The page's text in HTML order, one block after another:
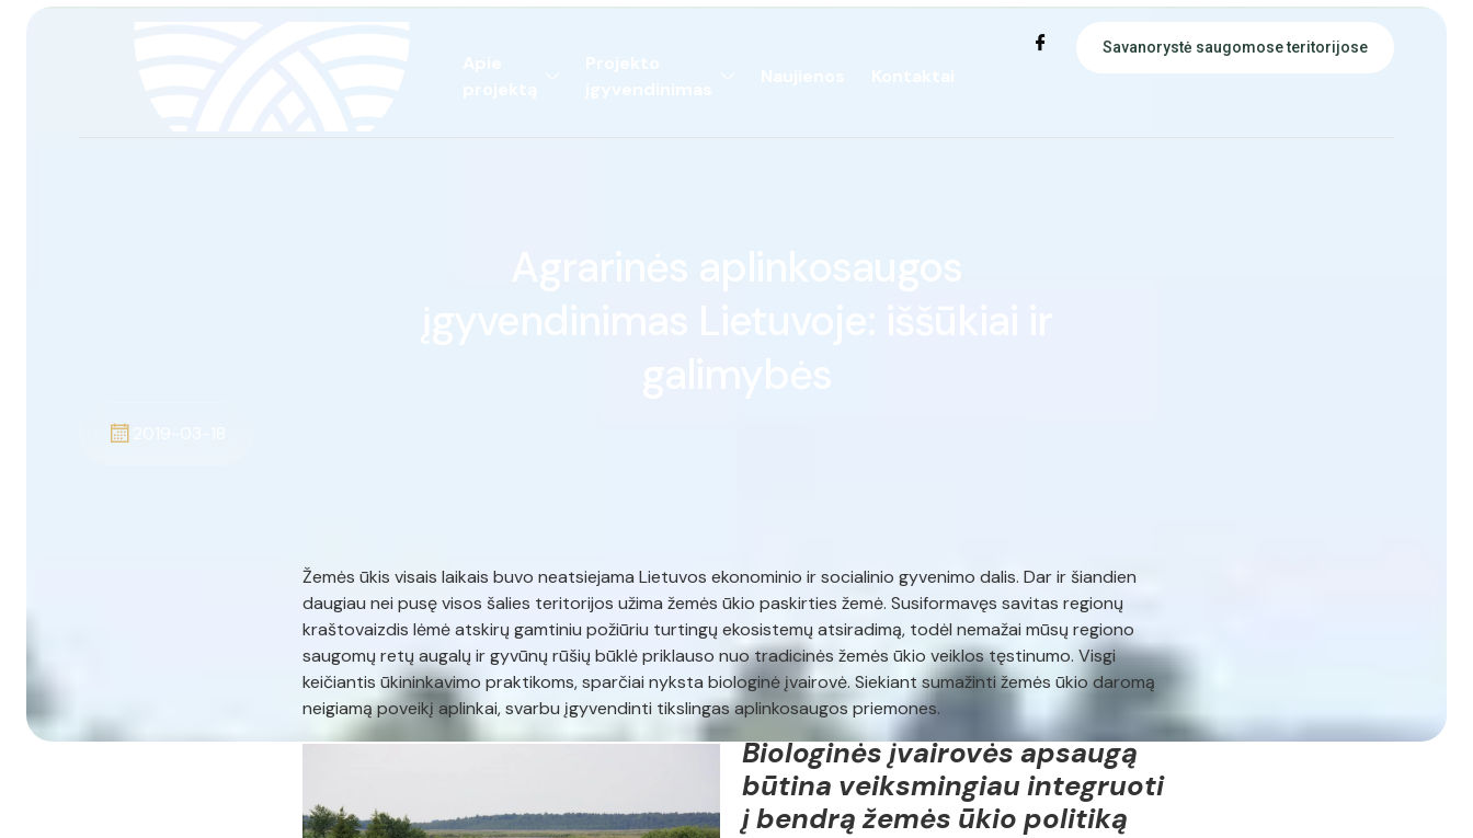
Savanorystė saugomose teritorijose
Žemės ūkis visais laikais buvo neatsiejama Lietuvos ekonominio ir socialinio gyvenimo dalis. Dar ir šiandien
daugiau nei pusę visos šalies teritorijos užima žemės ūkio paskirties žemė. Susiformavęs savitas regionų
kraštovaizdis lėmė atskirų gamtiniu požiūriu turtingų ekosistemų atsiradimą, todėl nemažai mūsų regiono
saugomų retų augalų ir gyvūnų rūšių būklė priklauso nuo tradicinės žemės ūkio veiklos tęstinumo. Visgi
keičiantis ūkininkavimo praktikoms, sparčiai nyksta biologinė įvairovė. Siekiant sumažinti žemės ūkio daromą
neigiamą poveikį aplinkai, svarbu įgyvendinti tikslingas aplinkosaugos priemones.
Biologinės įvairovės apsaugą
būtina veiksmingiau integruoti
į bendrą žemės ūkio politiką